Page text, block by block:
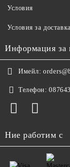
Условия
Условия за доставка
Информация за
Имейл:
Телефон:
Ние работим с